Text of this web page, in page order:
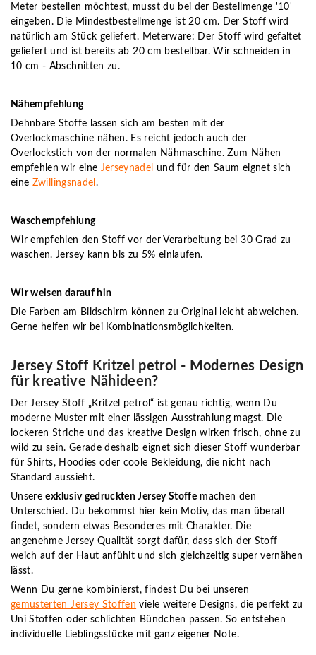
Meter bestellen möchtest, musst du bei der Bestellmenge '10'
eingeben. Die Mindestbestellmenge ist 20 cm. Der Stoff wird
natürlich am Stück geliefert. Meterware: Der Stoff wird gefaltet
geliefert und ist bereits ab 20 cm bestellbar. Wir schneiden in
10 cm - Abschnitten zu.
Nähempfehlung
Dehnbare Stoffe lassen sich am besten mit der
Overlockmaschine nähen. Es reicht jedoch auch der
Overlockstich von der normalen Nähmaschine. Zum Nähen
empfehlen wir eine Jerseynadel
und für den Saum eignet sich
eine Zwillingsnadel .
Waschempfehlung
Wir empfehlen den Stoff vor der Verarbeitung bei 30 Grad zu
waschen. Jersey kann bis zu 5% einlaufen.
Wir weisen darauf hin
Die Farben am Bildschirm können zu Original leicht abweichen.
Gerne helfen wir bei Kombinationsmöglichkeiten.
Jersey Stoff Kritzel petrol - Modernes Design
für kreative Nähideen?
Der Jersey Stoff „Kritzel petrol“ ist genau richtig, wenn Du
moderne Muster mit einer lässigen Ausstrahlung magst. Die
lockeren Striche und das kreative Design wirken frisch, ohne zu
wild zu sein. Gerade deshalb eignet sich dieser Stoff wunderbar
für Shirts, Hoodies oder coole Bekleidung, die nicht nach
Standard aussieht.
Unsereexklusiv gedruckten Jersey Stoffe machen den
Unterschied. Du bekommst hier kein Motiv, das man überall
findet, sondern etwas Besonderes mit Charakter. Die
angenehme Jersey Qualität sorgt dafür, dass sich der Stoff
weich auf der Haut anfühlt und sich gleichzeitig super vernähen
lässt.
Wenn Du gerne kombinierst, findest Du bei unseren
gemusterten Jersey Stoffen viele weitere Designs, die perfekt zu
Uni Stoffen oder schlichten Bündchen passen. So entstehen
individuelle Lieblingsstücke mit ganz eigener Note.